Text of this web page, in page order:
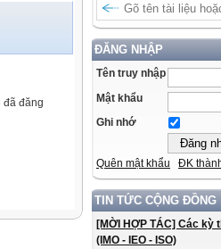
ĐĂNG NHẬP
Tên truy nhập
Mật khẩu
Ghi nhớ
Quên mật khẩu ĐK
TIN TỨC CỘNG ĐỒNG
[MỜI HỢP TÁC] Các kỳ
(IMO - IEO - ISO)
đã đăng